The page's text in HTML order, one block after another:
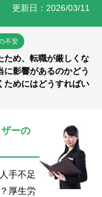
職
・セミナー
紹介
更新日：2026/03/11
不安
ため、転職が厳しくな
に影響があるのかどう
ためにはどうすればい
ーの
手不足
厚生労